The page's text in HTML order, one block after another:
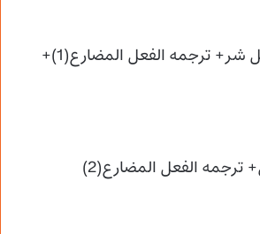
الکذب مفتاح لکل شر+ ترجمه الفعل المضارع(1)+
ترجمه الفعل المضارع(2)